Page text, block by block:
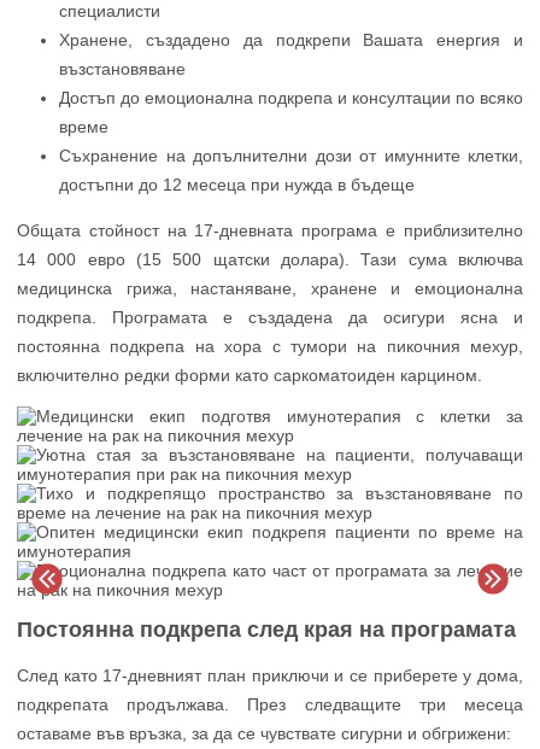
специалисти
Хранене, създадено да подкрепи Вашата енергия и
възстановяване
Достъп до емоционална подкрепа и консултации по всяко
време
Съхранение на допълнителни дози от имунните клетки,
достъпни до 12 месеца при нужда в бъдеще
Общата стойност на 17-дневната програма е приблизително
14 000 евро (15 500 щатски долара). Тази сума включва
медицинска грижа, настаняване, хранене и емоционална
подкрепа. Програмата е създадена да осигури ясна и
постоянна подкрепа на хора с тумори на пикочния мехур,
включително редки форми като саркоматоиден карцином.
Постоянна подкрепа след края на програмата
След като 17-дневният план приключи и се приберете у дома,
подкрепата продължава. През следващите три месеца
оставаме във връзка, за да се чувствате сигурни и обгрижени: